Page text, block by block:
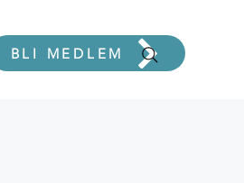
BLI MEDLEM